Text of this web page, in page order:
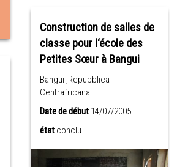
Construction de salles de
classe pour l‘école des
Petites Sœur à Bangui
Bangui ,Repubblica
Centrafricana
Date de début 14/07/2005
état conclu